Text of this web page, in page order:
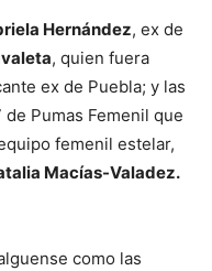
Hernández, ex de
, quien fuera
ex de Puebla; y las
Pumas Femenil que
femenil estelar,
Macías-Valadez.
como las